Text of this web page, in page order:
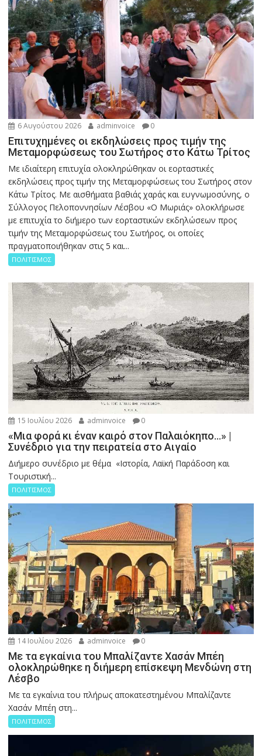
6 Αυγούστου 2026 adminvoice 0
Επιτυχημένες οι εκδηλώσεις προς τιμήν της
Μεταμορφώσεως του Σωτήρος στο Κάτω Τρίτος
Με ιδιαίτερη επιτυχία ολοκληρώθηκαν οι εορταστικές
εκδηλώσεις προς τιμήν της Μεταμορφώσεως του Σωτήρος στον
Κάτω Τρίτος. Με αισθήματα βαθιάς χαράς και ευγνωμοσύνης, ο
Σύλλογος Πελοποννησίων Λέσβου «Ο Μωριάς» ολοκλήρωσε
με επιτυχία το διήμερο των εορταστικών εκδηλώσεων προς
τιμήν της Μεταμορφώσεως του Σωτήρος, οι οποίες
πραγματοποιήθηκαν στις 5 και...
ΠΟΛΙΤΙΣΜΟΣ
15 Ιουλίου 2026 adminvoice 0
«Μια φορά κι έναν καιρό στον Παλαιόκηπο…» |
Συνέδριο για την πειρατεία στο Αιγαίο
Διήμερο συνέδριο με θέμα «Ιστορία, Λαϊκή Παράδοση και
Τουριστική...
ΠΟΛΙΤΙΣΜΟΣ
14 Ιουλίου 2026 adminvoice 0
Με τα εγκαίνια του Μπαλίζαντε Χασάν Μπέη
ολοκληρώθηκε η διήμερη επίσκεψη Μενδώνη στη
Λέσβο
Με τα εγκαίνια του πλήρως αποκατεστημένου Μπαλίζαντε
Χασάν Μπέη στη...
ΠΟΛΙΤΙΣΜΟΣ